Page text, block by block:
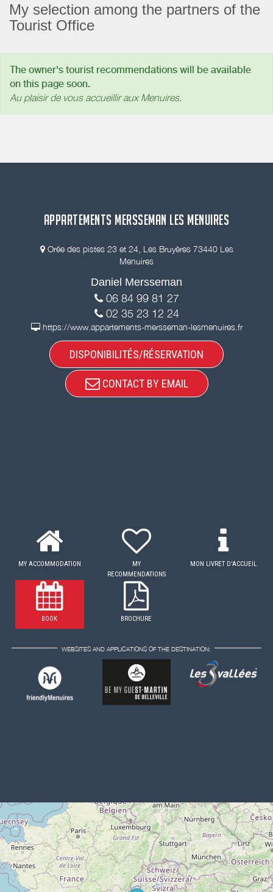
My selection among the partners of the
Tourist Office
The owner's tourist recommendations will be available
on this page soon.
Au plaisir de vous accueillir aux Menuires.
APPARTEMENTS MERSSEMAN LES MENUIRES
Orée des pistes 23 et 24, Les Bruyères 73440 Les
Menuires
Daniel Mersseman
06 84 99 81 27
02 35 23 12 24
https://www.appartements-mersseman-lesmenuires.fr
DISPONIBILITÉS/RÉSERVATION
CONTACT BY EMAIL
MY ACCOMMODATION
MY
RECOMMENDATIONS
MON LIVRET D'ACCUEIL
BOOK BROCHURE
WEBSITES AND APPLICATIONS OF THE DESTINATION: